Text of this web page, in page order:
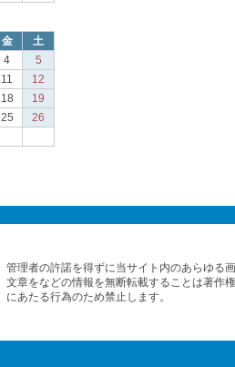
金
土
4
5
11
12
18
19
25
26
管理者の許諾を得ずに当サイト内のあらゆる
文章をなどの情報を無断転載することは著作
にあたる行為のため禁止します。